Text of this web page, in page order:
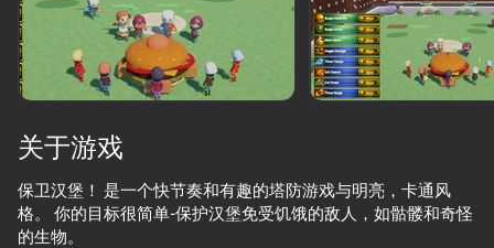
此游戏仅支持 横屏
关于游戏
保卫汉堡！ 是一个快节奏和有趣的塔防游戏与明亮，卡通风
格。 你的目标很简单-保护汉堡免受饥饿的敌人，如骷髅和奇怪
的生物。